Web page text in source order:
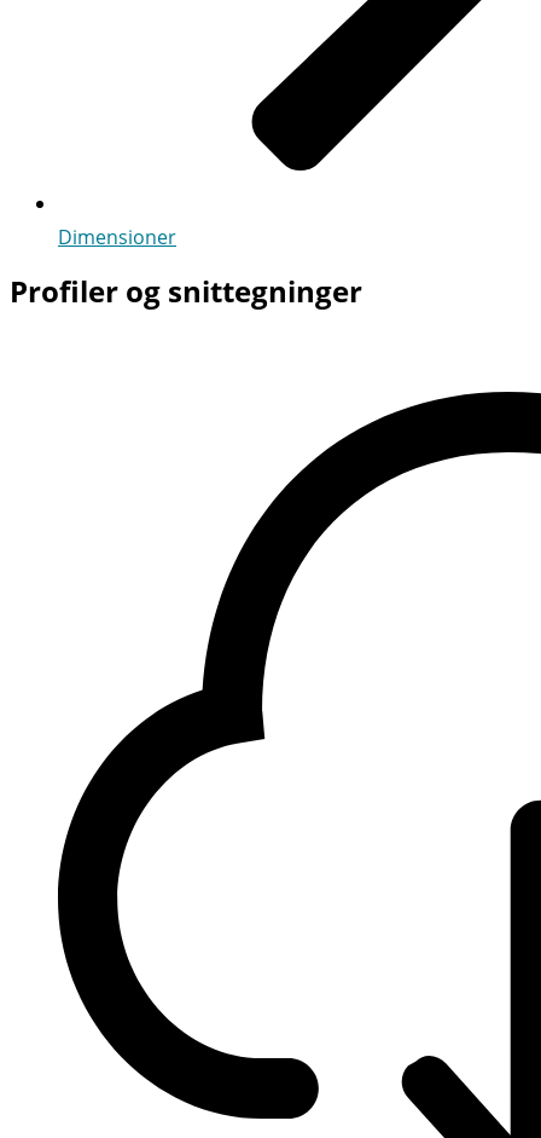
Dimensioner
Profiler og snittegninger